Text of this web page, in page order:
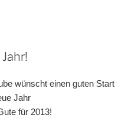
wünscht einen guten Start
Jahr
für 2013!